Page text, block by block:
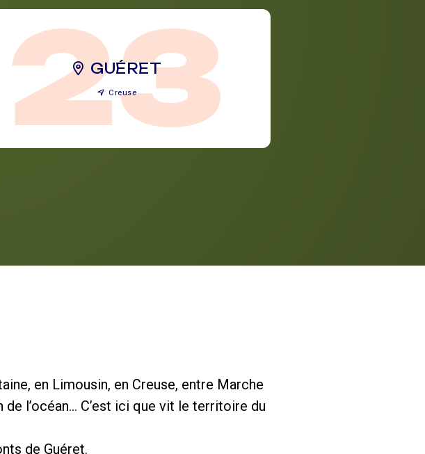
23
GUÉRET
Creuse
en Limousin, en Creuse, entre Marche
l’océan... C’est ici que vit le territoire du
de Guéret.